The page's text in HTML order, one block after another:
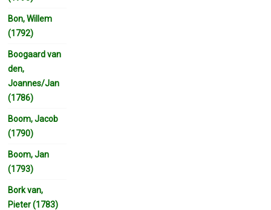
Bon, Willem
(1792)
Boogaard van
den,
Joannes/Jan
(1786)
Boom, Jacob
(1790)
Boom, Jan
(1793)
Bork van,
Pieter (1783)